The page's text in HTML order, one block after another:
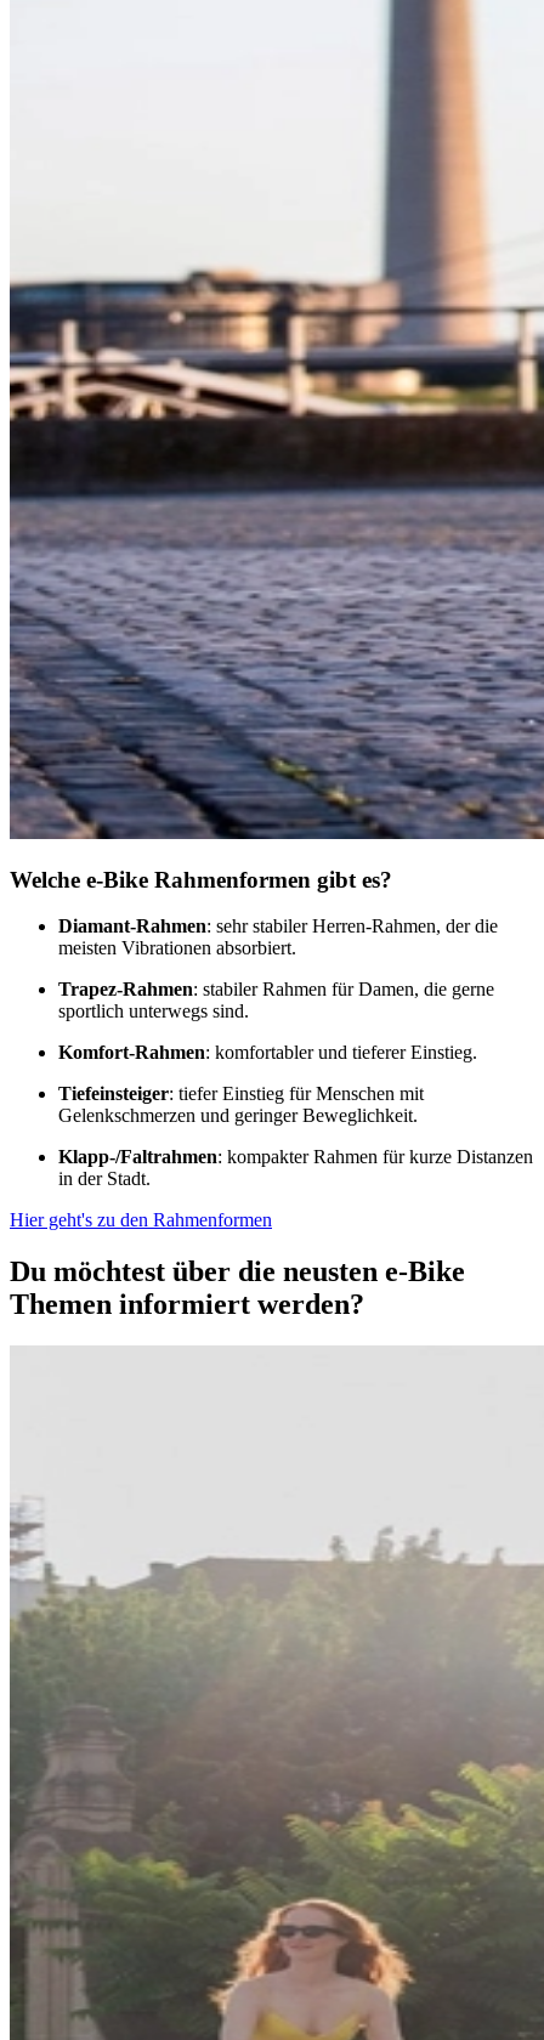
Welche e-Bike Rahmenformen gibt es?​
Diamant-Rahmen: sehr stabiler Herren-Rahmen, der die
meisten Vibrationen absorbiert.
Trapez-Rahmen: stabiler Rahmen für Damen, die gerne
sportlich unterwegs sind.
Komfort-Rahmen: komfortabler und tieferer Einstieg.
Tiefeinsteiger: tiefer Einstieg für Menschen mit
Gelenkschmerzen und geringer Beweglichkeit.
Klapp-/Faltrahmen: kompakter Rahmen für kurze Distanzen
in der Stadt.
Hier geht's zu den Rahmenformen
Du möchtest über die neusten e-Bike
Themen informiert werden?